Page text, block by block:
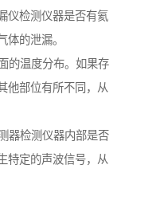
仪检测仪器是否有氦
体的泄漏。
的温度分布。如果存
他部位有所不同，从
器检测仪器内部是否
特定的声波信号，从